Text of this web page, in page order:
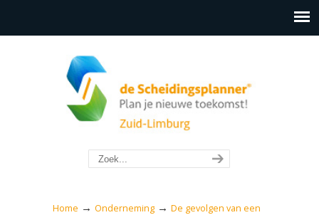
Home → Onderneming → De gevolgen van een